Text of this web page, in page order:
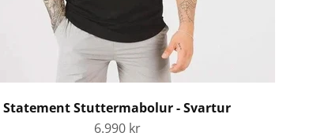
Statement Stuttermabolur - Svartur
Tilboðsverð
6.990 kr